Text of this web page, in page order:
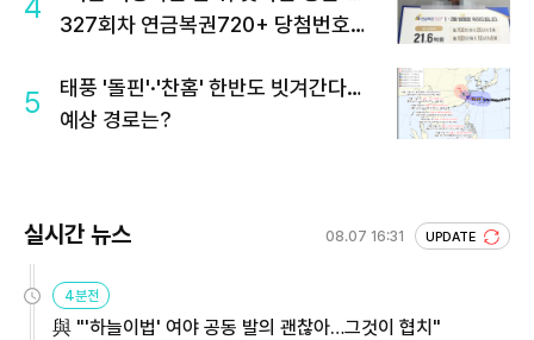
4
327회차 연금복권720+ 당첨번호조
5
태풍 '돌핀'·'찬홈' 한반도 빗겨간다…
예상 경로는?
실시간 뉴스 08.07 16:31 UPDATE
4분전
與 "'하늘이법' 여야 공동 발의 괜찮아…그것이 협치"